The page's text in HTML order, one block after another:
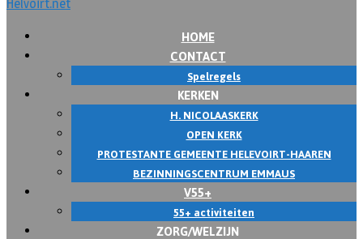
HOME
CONTACT
Spelregels
KERKEN
H. NICOLAASKERK
OPEN KERK
PROTESTANTE GEMEENTE HELEVOIRT-HAAREN
BEZINNINGSCENTRUM EMMAUS
V55+
55+ activiteiten
ZORG/WELZIJN